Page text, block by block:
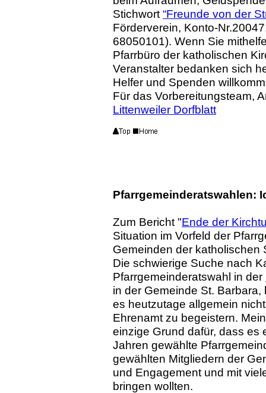
Stichwort “Freunde von der
Förderverein, Konto-
68050101). Wenn Sie
Pfarrbüro der katholischen
Veranstalter bedanken sich
Helfer und Spenden
Für das Vorbereitungsteam,
Littenweiler Dorfblatt
Pfarrgemeinderatswahlen:
Zum Bericht "Ende der
Situation im Vorfeld der
Gemeinden der katholischen
Die schwierige Suche nach
Pfarrgemeinderatswahl in der
in der Gemeinde St.
es heutzutage allgemein
Ehrenamt zu begeistern.
einzige Grund dafür, dass es
Jahren gewählte
gewählten Mitgliedern der
und Engagement und mit
bringen wollten.